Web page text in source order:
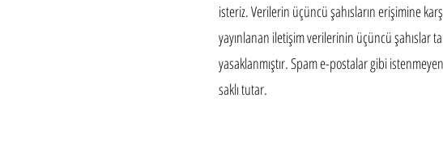
isteriz. Verilerin üçüncü şahısların erişimine
yayınlanan iletişim verilerinin üçüncü şahıslar
yasaklanmıştır. Spam e-postalar gibi
saklı tutar.